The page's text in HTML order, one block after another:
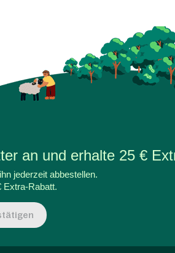
an und erhalte 25 €
jederzeit abbestellen.
Rabatt.